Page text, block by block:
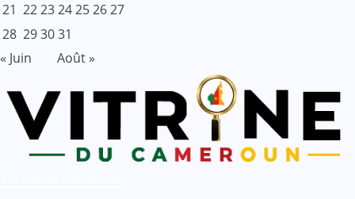
21 222324252627
28 293031
« Juin
Août »